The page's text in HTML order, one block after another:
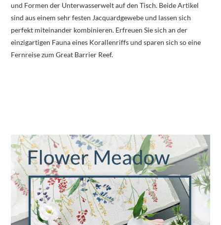
und Formen der Unterwasserwelt auf den Tisch. Beide Artikel
sind aus einem sehr festen Jacquardgewebe und lassen sich
perfekt miteinander kombinieren. Erfreuen Sie sich an der
einzigartigen Fauna eines Korallenriffs und sparen sich so eine
Fernreise zum Great Barrier Reef.